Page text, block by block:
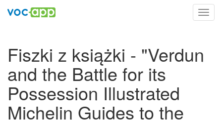
Fiszki z książki - "Verdun
and the Battle for its
Possession Illustrated
Michelin Guides to the